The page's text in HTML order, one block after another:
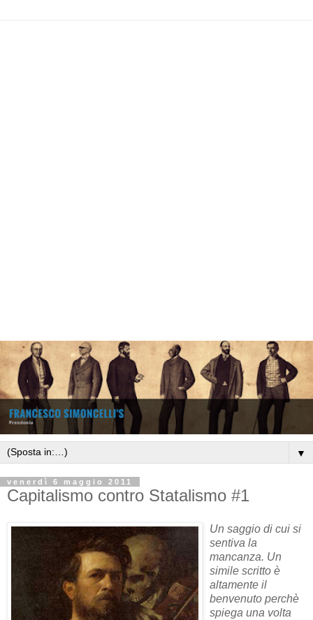
▼
venerdì 6 maggio 2011
Capitalismo contro Statalismo #1
Un saggio di cui si
sentiva la
mancanza. Un
simile scritto è
altamente il
benvenuto perchè
spiega una volta